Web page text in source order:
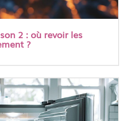
2 : où revoir les
?